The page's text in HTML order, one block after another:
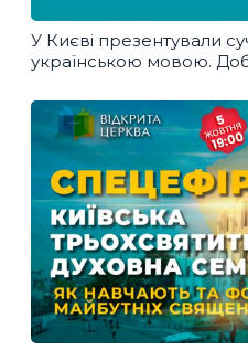
У Києві презентували
українською мовою.